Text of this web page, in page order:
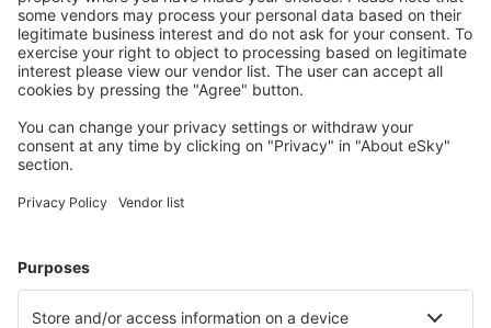
Copyright © eSky.at. Alle Rechte vorbehalten.